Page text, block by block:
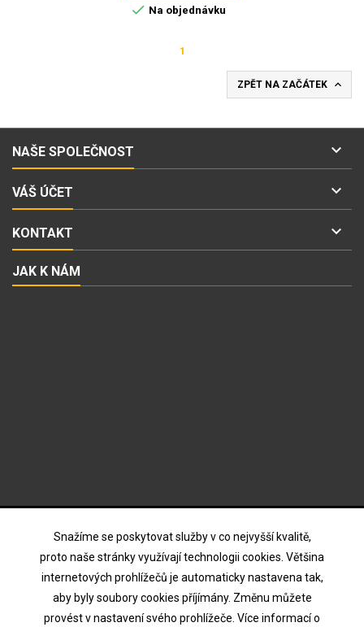
Snažíme se poskytovat služby v co nejvyšší kvalitě,
proto naše stránky využívají technologii cookies. Většina
internetových prohlížečů je automaticky nastavena tak,
aby byly soubory cookies příjímány. Změnu můžete
provést v nastavení svého prohlížeče. Více informací o
 Na objednávku
1
ZPĚT NA ZAČÁTEK 
NAŠE SPOLEČNOST 
VÁŠ ÚČET 
KONTAKT 
JAK K NÁM
Souhlasím s podmínkami a zásadami ochrany osobních
údajů